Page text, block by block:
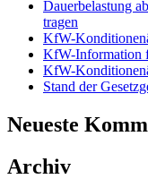
Dauerbelastung
tragen
KfW-
KfW-Information
KfW-
Stand der
Neueste
Archiv